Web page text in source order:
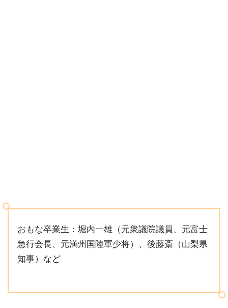
おもな卒業生：堀内一雄（元衆議院議員、元富士
急行会長、元満州国陸軍少将）、後藤斎（山梨県
知事）など